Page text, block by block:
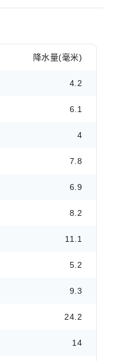
降水量(毫米)
4.2
6.1
4
7.8
6.9
8.2
11.1
5.2
9.3
24.2
14